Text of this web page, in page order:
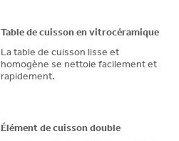
Table de cuisson en vitrocéramique
La table de cuisson lisse et
homogène se nettoie facilement et
rapidement.
Élément de cuisson double